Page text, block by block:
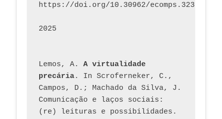
https://doi.org/10.30962/ecomps.3231
2025
Lemos, A. A virtualidade
precária. In Scroferneker, C.,
Campos, D.; Machado da Silva, J.
Comunicação e laços sociais:
(re) leituras e possibilidades.